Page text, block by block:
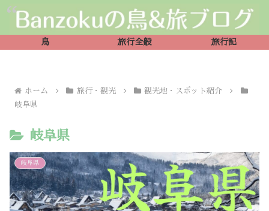
鳥 旅行全般 旅行記
ホーム 旅行・観光
観光地・スポット紹介
岐阜県
岐阜県
岐阜県